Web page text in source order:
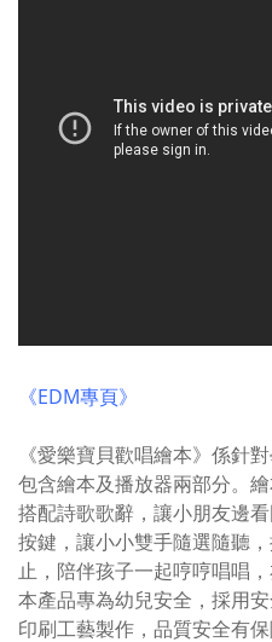
《EDM專頁》
《愛樂寶貝歡唱繪本》係針
包含繪本及播放器兩部分。
搭配詩歌歌辭，讓小朋友邊
按鍵，讓小小雙手隨選隨聽
止，陪伴孩子一起哼哼唱唱
本產品專為幼兒安全，採用
印刷工藝製作，品質安全有保